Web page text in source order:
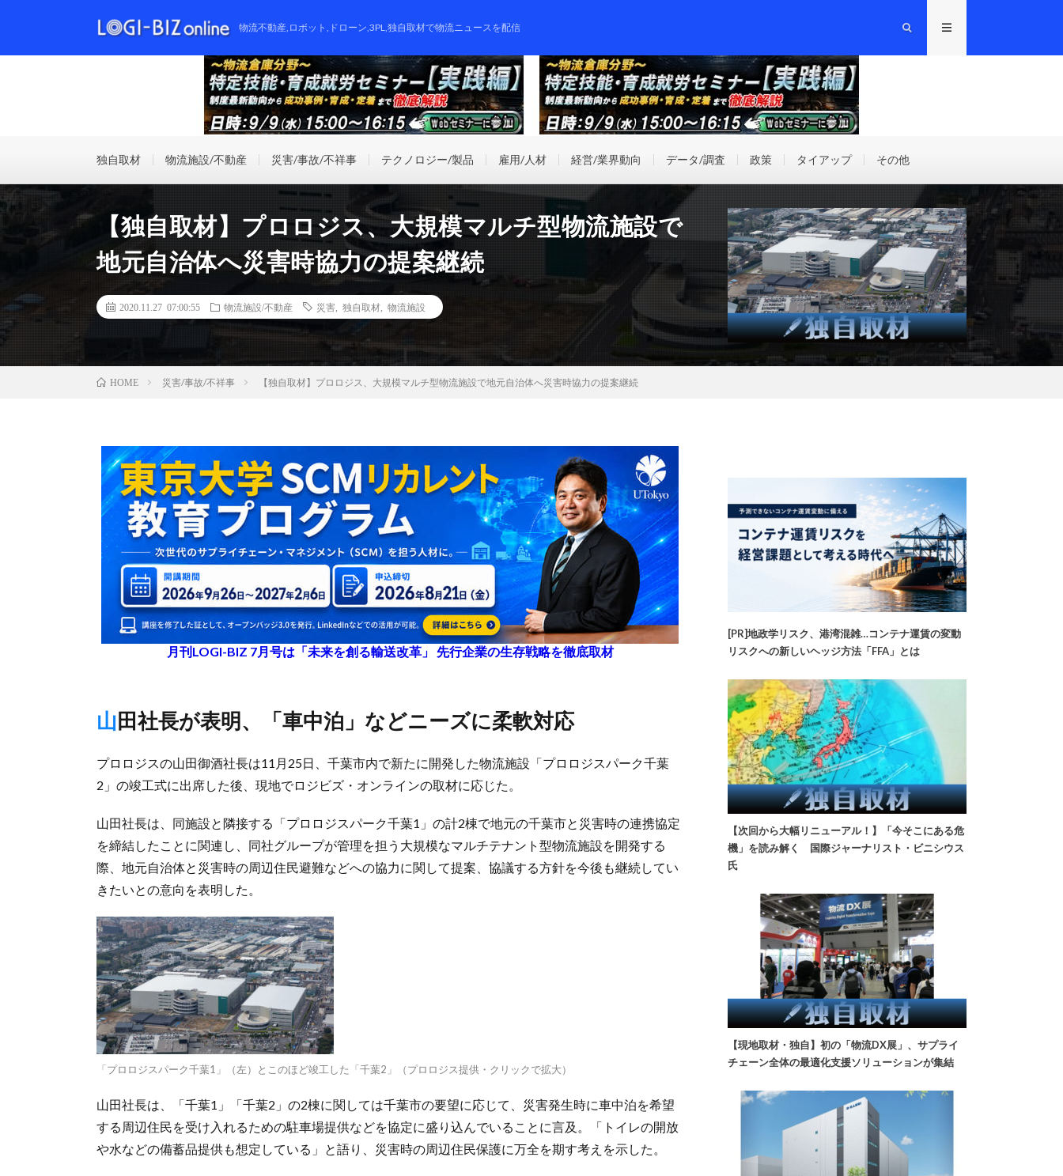
物流不動産,ロボット,ドローン,3PL,独自取材で物流ニュースを配信
独自取材 物流施設/不動産 災害/事故/不祥事 テクノロジー/製品 雇用/人材 経営/業界動向 データ/調査 政策 タイアップ その他
【独自取材】プロロジス、大規模マルチ型物流施設で
地元自治体へ災害時協力の提案継続
2020.11.27 07:00:55 物流施設/不動産 災害 独自取材 物流施設
HOME 災害/事故/不祥事 【独自取材】プロロジス、大規模マルチ型物流施設で地元自治体へ災害時協力の提案継続
月刊LOGI-BIZ 7月号は「未来を創る輸送改革」 先行企業の生存戦略を徹底取材
山田社長が表明、「車中泊」などニーズに柔軟対応
プロロジスの山田御酒社長は11月25日、千葉市内で新たに開発した物流施設「プロロジスパーク千葉
2」の竣工式に出席した後、現地でロジビズ・オンラインの取材に応じた。
山田社長は、同施設と隣接する「プロロジスパーク千葉1」の計2棟で地元の千葉市と災害時の連携協定
を締結したことに関連し、同社グループが管理を担う大規模なマルチテナント型物流施設を開発する
際、地元自治体と災害時の周辺住民避難などへの協力に関して提案、協議する方針を今後も継続してい
きたいとの意向を表明した。
「プロロジスパーク千葉1」（左）とこのほど竣工した「千葉2」（プロロジス提供・クリックで拡大）
山田社長は、「千葉1」「千葉2」の2棟に関しては千葉市の要望に応じて、災害発生時に車中泊を希望
する周辺住民を受け入れるための駐車場提供などを協定に盛り込んでいることに言及。「トイレの開放
や水などの備蓄品提供も想定している」と語り、災害時の周辺住民保護に万全を期す考えを示した。
[PR]地政学リスク、港湾混雑…コンテナ運賃の変動
リスクへの新しいヘッジ方法「FFA」とは
【次回から大幅リニューアル！】「今そこにある危
機」を読み解く 国際ジャーナリスト・ビニシウス
氏
【現地取材・独自】初の「物流DX展」、サプライ
チェーン全体の最適化支援ソリューションが集結